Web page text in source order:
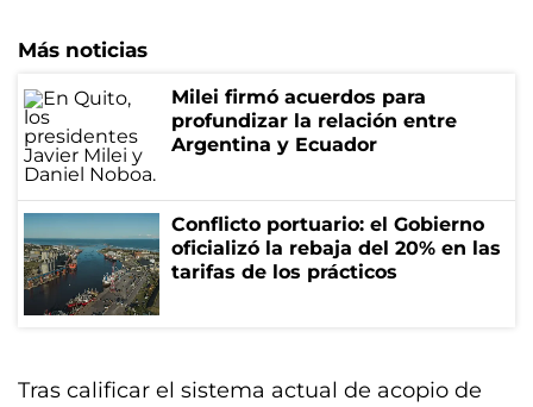
Más noticias
Milei firmó acuerdos para
profundizar la relación entre
Argentina y Ecuador
Conflicto portuario: el Gobierno
oficializó la rebaja del 20% en las
tarifas de los prácticos
Tras calificar el sistema actual de acopio de